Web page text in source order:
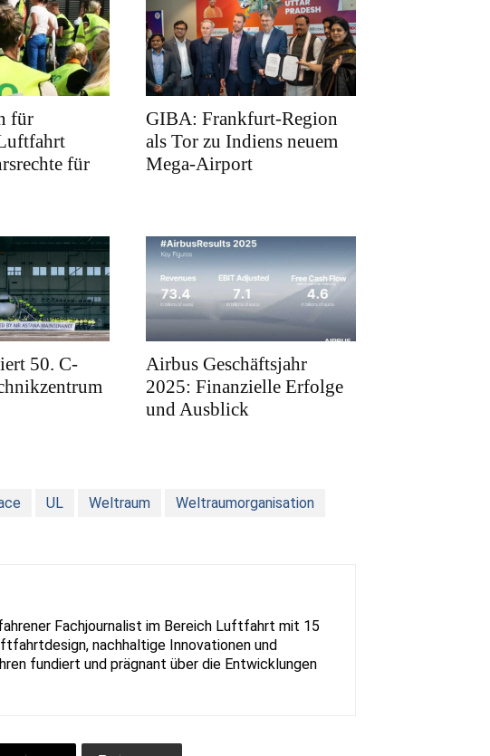
für
für
GIBA: Frankfurt-Region
als Tor zu Indiens neuem
Mega-Airport
50. C-
Airbus Geschäftsjahr
2025: Finanzielle Erfolge
und Ausblick
UL Weltraum Weltraumorganisation
Fachjournalist im Bereich Luftfahrt mit 15
nachhaltige Innovationen und
fundiert und prägnant über die Entwicklungen